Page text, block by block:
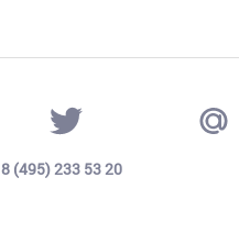
8 (495) 233 53 20